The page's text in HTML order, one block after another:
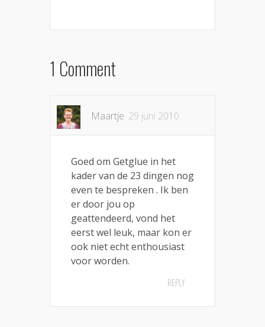
1 Comment
Maartje 29 juni 2010
Goed om Getglue in het
kader van de 23 dingen nog
even te bespreken . Ik ben
er door jou op
geattendeerd, vond het
eerst wel leuk, maar kon er
ook niet echt enthousiast
voor worden.
REPLY